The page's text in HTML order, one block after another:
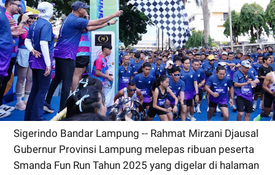
Sigerindo Bandar Lampung -- Rahmat Mirzani Djausal
Gubernur Provinsi Lampung melepas ribuan peserta
Smanda Fun Run Tahun 2025 yang digelar di halaman